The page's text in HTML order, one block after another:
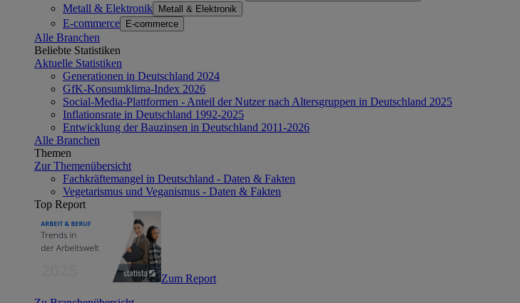
Metall & Elektronik Metall & Elektronik
E-commerce E-commerce
Alle Branchen
Beliebte Statistiken
Aktuelle Statistiken
Generationen in Deutschland 2024
GfK-Konsumklima-Index 2026
Social-Media-Plattformen - Anteil der Nutzer nach Altersgruppen in Deutschland 2025
Inflationsrate in Deutschland 1992-2025
Entwicklung der Bauzinsen in Deutschland 2011-2026
Alle Branchen
Themen
Zur Themenübersicht
Fachkräftemangel in Deutschland - Daten & Fakten
Vegetarismus und Veganismus - Daten & Fakten
Top Report
Zum Report